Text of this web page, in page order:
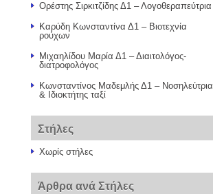
Ορέστης Σιρκιτζίδης Δ1 – Λογοθεραπεύτρια
Καρύδη Κωνσταντίνα Δ1 – Βιοτεχνία
ρούχων
Μιχαηλίδου Μαρία Δ1 – Διαιτολόγος-
διατροφολόγος
Κωνσταντίνος Μαδεμλής Δ1 – Νοσηλεύτρια
& Ιδιοκτήτης ταξί
Στήλες
Χωρίς στήλες
Άρθρα ανά Στήλες